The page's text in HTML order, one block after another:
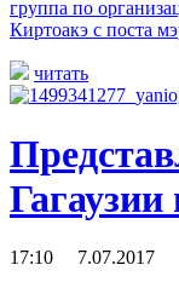
группа по
Киртоакэ с поста
читать
17:10 7.07.2017